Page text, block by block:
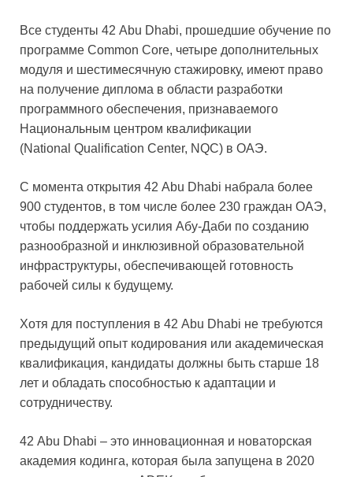
Все студенты 42 Abu Dhabi, прошедшие обучение по
программе Common Core, четыре дополнительных
модуля и шестимесячную стажировку, имеют право
на получение диплома в области разработки
программного обеспечения, признаваемого
Национальным центром квалификации
(National Qualification Center, NQC) в ОАЭ.
С момента открытия 42 Abu Dhabi набрала более
900 студентов, в том числе более 230 граждан ОАЭ,
чтобы поддержать усилия Абу-Даби по созданию
разнообразной и инклюзивной образовательной
инфраструктуры, обеспечивающей готовность
рабочей силы к будущему.
Хотя для поступления в 42 Abu Dhabi не требуются
предыдущий опыт кодирования или академическая
квалификация, кандидаты должны быть старше 18
лет и обладать способностью к адаптации и
сотрудничеству.
42 Abu Dhabi – это инновационная и новаторская
академия кодинга, которая была запущена в 2020